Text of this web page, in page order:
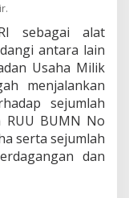
sebagai alat
antara lain
Usaha Milik
menjalankan
sejumlah
RUU BUMN No
serta sejumlah
dan